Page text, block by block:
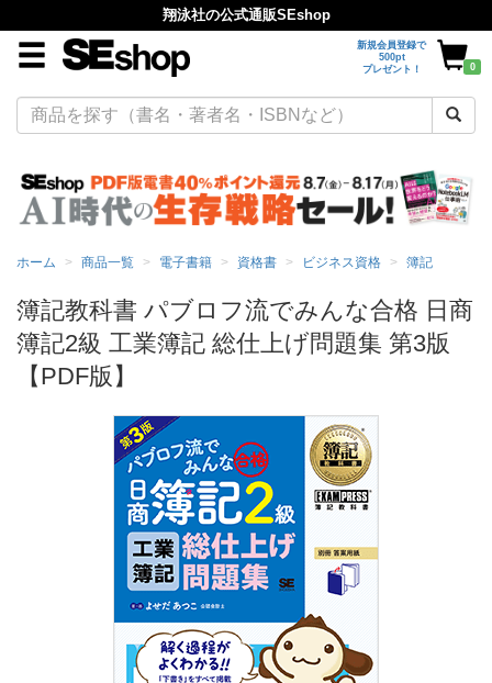
翔泳社の公式通販SEshop
新規会員登録で
500pt
プレゼント！
0
ホーム 商品一覧 電子書籍 資格書 ビジネス資格 簿記
簿記教科書 パブロフ流でみんな合格 日商
簿記2級 工業簿記 総仕上げ問題集 第3版
【PDF版】